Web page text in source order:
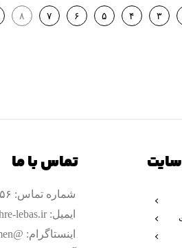
۳ ۴ ۵ ۶ ۷ ۸
تماس با ما
شماره تماس: ۰۹۹۰۹۰۸۸۸۵۶
ایمیل: info@shahre-lebas.ir
اینستاگرام: @shahrelebas.men